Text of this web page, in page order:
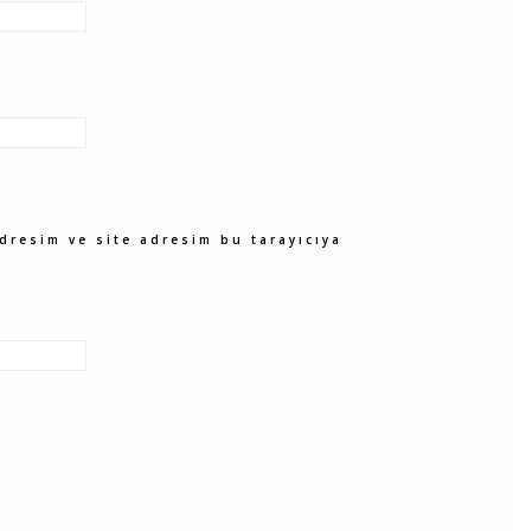
ve site adresim bu tarayıcıya